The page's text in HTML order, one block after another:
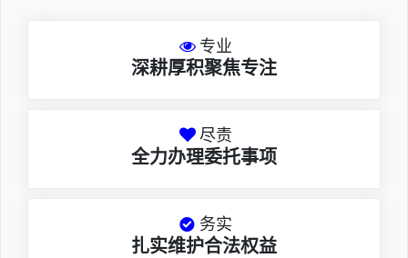
专业
深耕厚积聚焦专注
尽责
全力办理委托事项
务实
扎实维护合法权益